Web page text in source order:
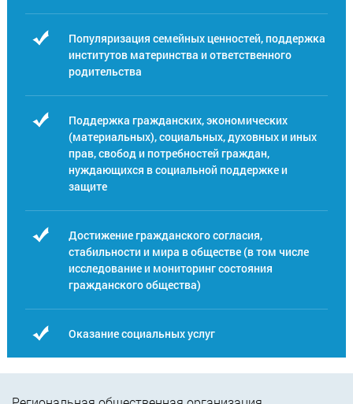
Популяризация семейных ценностей, поддержка
институтов материнства и ответственного
родительства
Поддержка гражданских, экономических
(материальных), социальных, духовных и иных
прав, свобод и потребностей граждан,
нуждающихся в социальной поддержке и
защите
Достижение гражданского согласия,
стабильности и мира в обществе (в том числе
исследование и мониторинг состояния
гражданского общества)
Оказание социальных услуг